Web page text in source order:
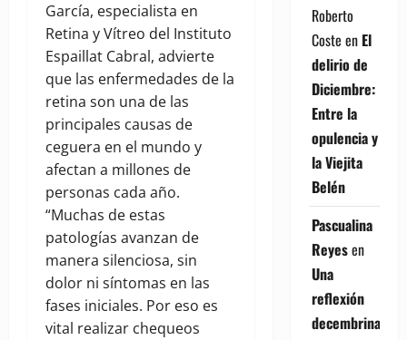
García, especialista en
Retina y Vítreo del Instituto
Espaillat Cabral, advierte
que las enfermedades de la
retina son una de las
principales causas de
ceguera en el mundo y
afectan a millones de
personas cada año.
“Muchas de estas
patologías avanzan de
manera silenciosa, sin
dolor ni síntomas en las
fases iniciales. Por eso es
vital realizar chequeos
Roberto
Coste en El
delirio de
Diciembre:
Entre la
opulencia y
la Viejita
Belén
Pascualina
Reyesen
Una
reflexión
decembrina